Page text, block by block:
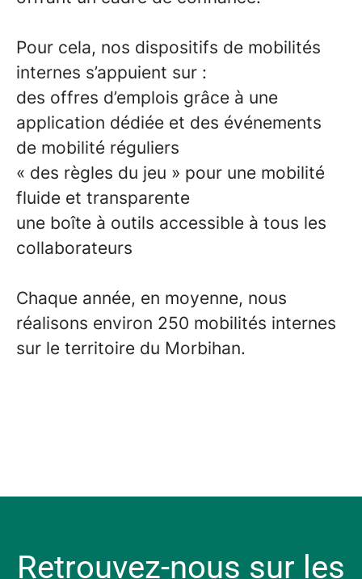
Pour cela, nos dispositifs de mobilités
internes s’appuient sur :
des offres d’emplois grâce à une
application dédiée et des événements
de mobilité réguliers
« des règles du jeu » pour une mobilité
fluide et transparente
une boîte à outils accessible à tous les
collaborateurs
Chaque année, en moyenne, nous
réalisons environ 250 mobilités internes
sur le territoire du Morbihan.
Retrouvez-nous sur les